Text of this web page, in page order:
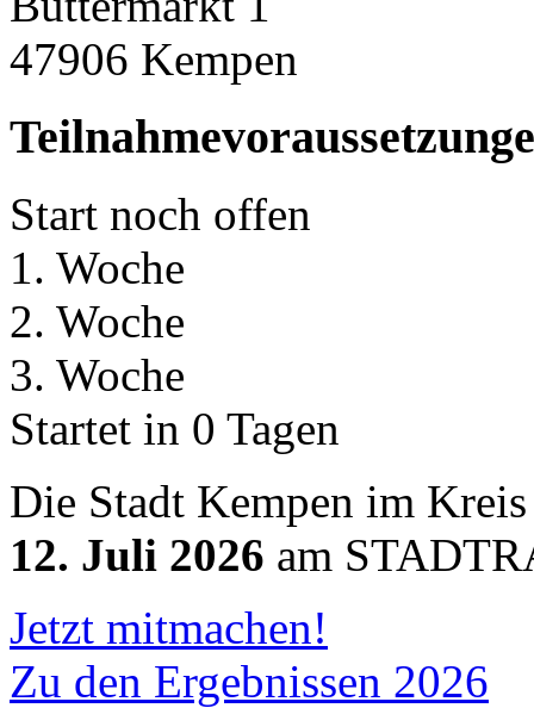
47906 Kempen
Start noch offen
1. Woche
2. Woche
3. Woche
Startet in 0 Tagen
Die Stadt Kempen im
12. Juli 2026 am
Jetzt mitmachen!
Zu den Ergebnissen 2026